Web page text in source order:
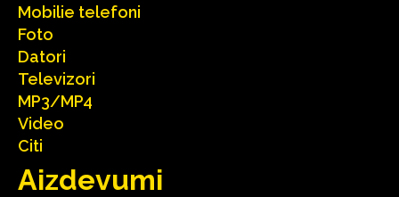
Mobilie telefoni
Foto
Datori
Televizori
MP3/MP4
Video
Citi
Aizdevumi